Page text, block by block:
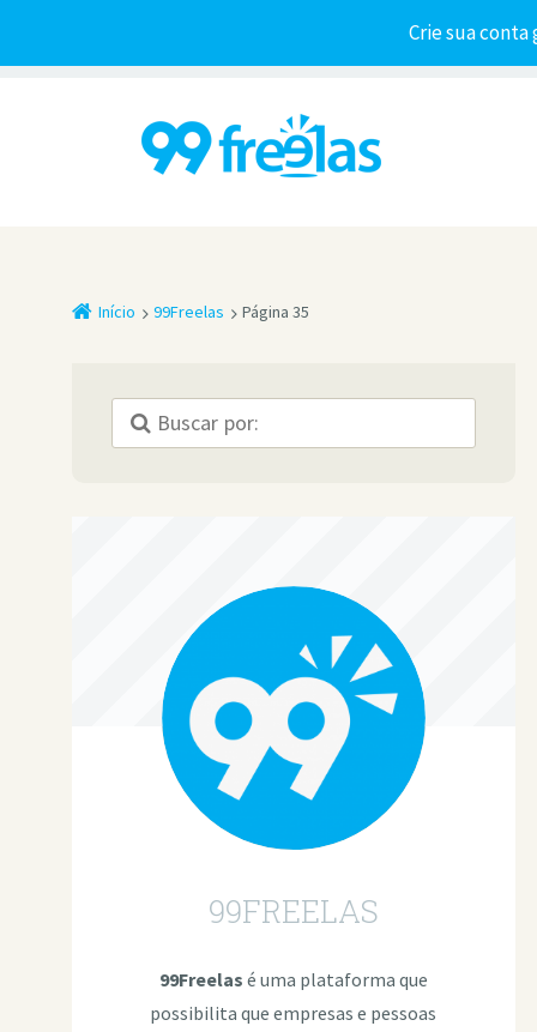
Crie sua
Início 99Freelas Página 35
99FREELAS
99Freelas é uma plataforma que
possibilita que empresas e pessoas